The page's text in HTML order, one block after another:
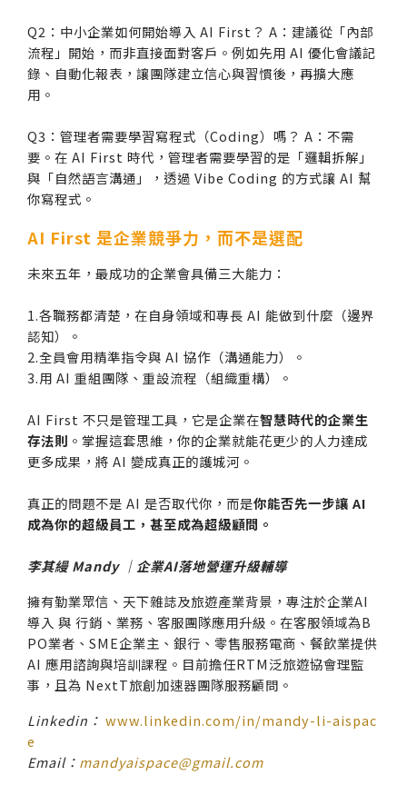
Q2：中小企業如何開始導入 AI First？ A：建議從「內部
流程」開始，而非直接面對客戶。例如先用 AI 優化會議記
錄、自動化報表，讓團隊建立信心與習慣後，再擴大應
用。
Q3：管理者需要學習寫程式（Coding）嗎？ A：不需
要。在 AI First 時代，管理者需要學習的是「邏輯拆解」
與「自然語言溝通」，透過 Vibe Coding 的方式讓 AI 幫
你寫程式。
AI First 是企業競爭力，而不是選配
未來五年，最成功的企業會具備三大能力：
1.各職務都清楚，在自身領域和專長 AI 能做到什麼（邊界
認知）。
2.全員會用精準指令與 AI 協作（溝通能力）。
3.用 AI 重組團隊、重設流程（組織重構）。
AI First 不只是管理工具，它是企業在智慧時代的企業生
存法則 。掌握這套思維，你的企業就能花更少的人力達成
更多成果，將 AI 變成真正的護城河。
真正的問題不是 AI 是否取代你，而是你能否先一步讓 AI
成為你的超級員工，甚至成為超級顧問。
李其縵 Mandy ｜企業AI落地營運升級輔導
擁有勤業眾信、天下雜誌及旅遊產業背景，專注於企業AI
導入 與 行銷、業務、客服團隊應用升級。在客服領域為B
PO業者、SME企業主、銀行、零售服務電商、餐飲業提供
AI 應用諮詢與培訓課程。目前擔任RTM泛旅遊協會理監
事，且為 NextT旅創加速器團隊服務顧問。
Linkedin： www.linkedin.com/in/mandy-li-aispac
e
Email： mandyaispace@gmail.com